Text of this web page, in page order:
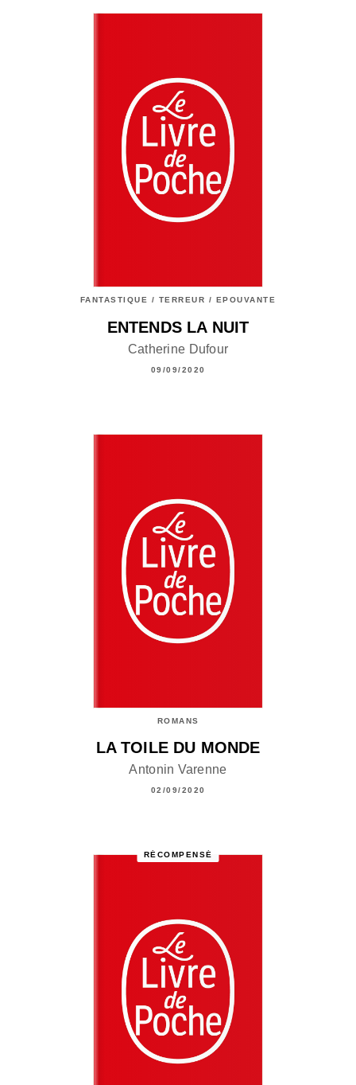
FANTASTIQUE / TERREUR / EPOUVANTE
ENTENDS LA NUIT
Catherine Dufour
09/09/2020
ROMANS
LA TOILE DU MONDE
Antonin Varenne
02/09/2020
RÉCOMPENSÉ